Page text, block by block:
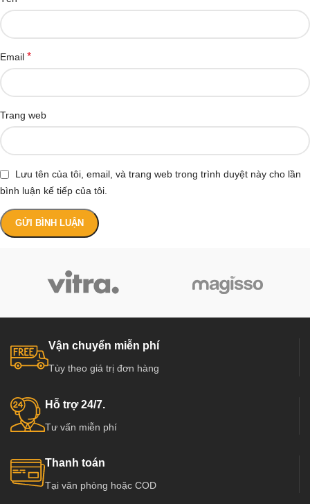
Email *
Trang web
Lưu tên của tôi, email, và trang web trong trình duyệt này cho lần
bình luận kế tiếp của tôi.
Vận chuyển miễn phí
Tùy theo giá trị đơn hàng
Hỗ trợ 24/7.
Tư vấn miễn phí
Thanh toán
Tại văn phòng hoặc COD